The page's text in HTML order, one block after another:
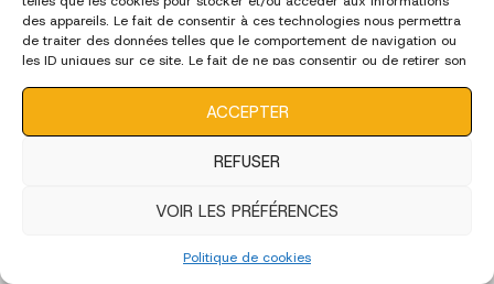
des appareils. Le fait de consentir à ces technologies nous permettra
de traiter des données telles que le comportement de navigation ou
les ID uniques sur ce site. Le fait de ne pas consentir ou de retirer son
ACCEPTER
REFUSER
VOIR LES PRÉFÉRENCES
Politique de cookies